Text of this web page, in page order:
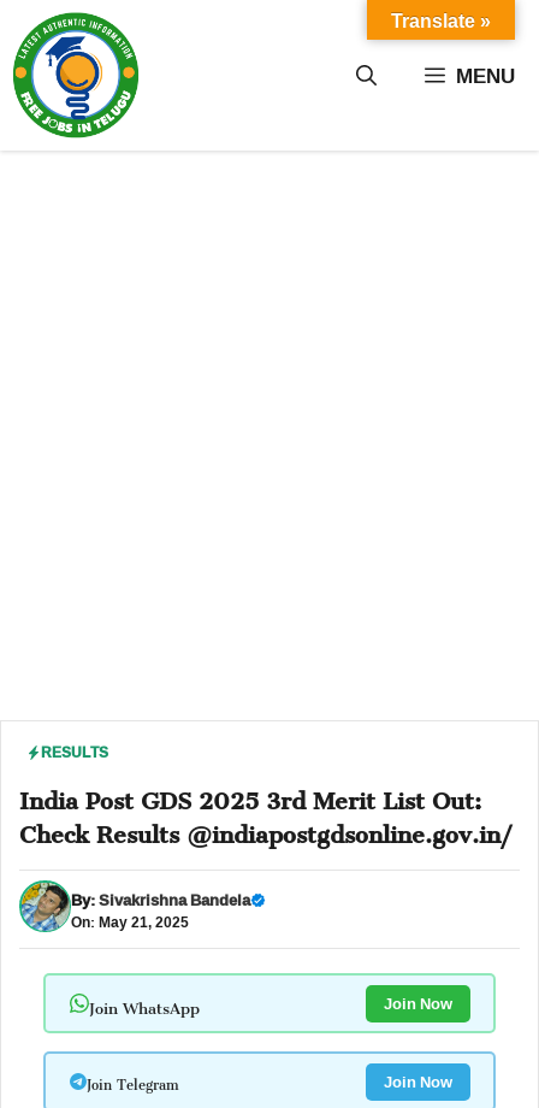
content MENU
RESULTS
India Post GDS 2025 3rd Merit List Out:
Check Results @indiapostgdsonline.gov.in/
By:Sivakrishna Bandela
On: May 21, 2025
Join WhatsApp Join Now
Join Telegram Join Now
Translate »